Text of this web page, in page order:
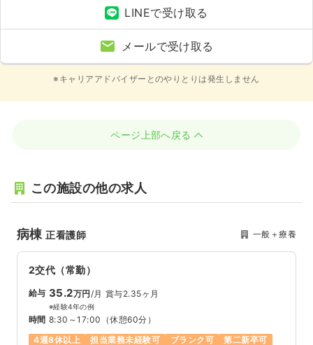
LINEで受け取る
メールで受け取る
※キャリアアドバイザーとのやりとりは発生しません
ページ上部へ戻る
この施設の他の求人
病棟正看護師 一般＋療養
2交代（常勤）
給与 35.2万円/月 賞与2.35ヶ月
※経験4年の例
時間 8:30～17:00 （休憩60分）
4週8休以上
担当業務未経験可 ブランク可 第二新卒可